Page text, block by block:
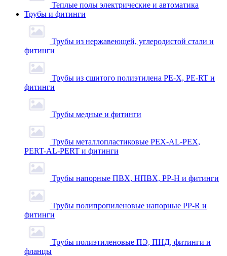
Теплые полы электрические и автоматика
Трубы и фитинги
Трубы из нержавеющей, углеродистой стали и
фитинги
Трубы из сшитого полиэтилена PE-X, PE-RT и
фитинги
Трубы медные и фитинги
Трубы металлопластиковые PEX-AL-PEX,
PERT-AL-PERT и фитинги
Трубы напорные ПВХ, НПВХ, PP-H и фитинги
Трубы полипропиленовые напорные PP-R и
фитинги
Трубы полиэтиленовые ПЭ, ПНД, фитинги и
фланцы